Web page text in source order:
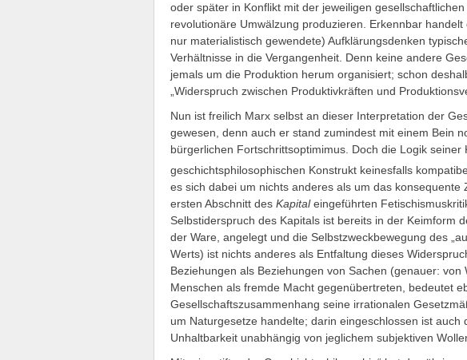
oder später in Konflikt mit der jeweiligen
revolutionäre Umwälzung produzieren. Erkennbar
nur materialistisch gewendete) Aufklärungsdenken
Verhältnisse in die Vergangenheit. Denn keine andere
jemals um die Produktion herum organisiert; schon
„Widerspruch zwischen Produktivkräften und
Nun ist freilich Marx selbst an dieser Interpretation der
gewesen, denn auch er stand zumindest mit einem Bein
bürgerlichen Fortschrittsoptimimus. Doch die Logik seiner
geschichtsphilosophischen Konstrukt keinesfalls
es sich dabei um nichts anderes als um das konsequente
ersten Abschnitt des Kapitaleingeführten
Selbstiderspruch des Kapitals ist bereits in der Keimform
der Ware, angelegt und die Selbstzweckbewegung des
Werts) ist nichts anderes als Entfaltung dieses
Beziehungen als Beziehungen von Sachen (genauer:
Menschen als fremde Macht gegenübertreten, bedeutet
Gesellschaftszusammenhang seine irrationalen
um Naturgesetze handelte; darin eingeschlossen ist auch
Unhaltbarkeit unabhängig von jeglichem subjektiven